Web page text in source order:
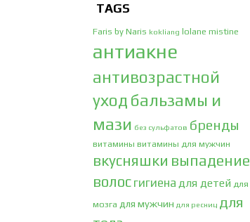
TAGS
Faris by Naris kokliang lolane mistine
антиакне
антивозрастной
уход бальзамы и
мази без сульфатов бренды
витамины витамины для мужчин
вкусняшки выпадение
волос гигиена для детей для
мозга для мужчин для ресниц для